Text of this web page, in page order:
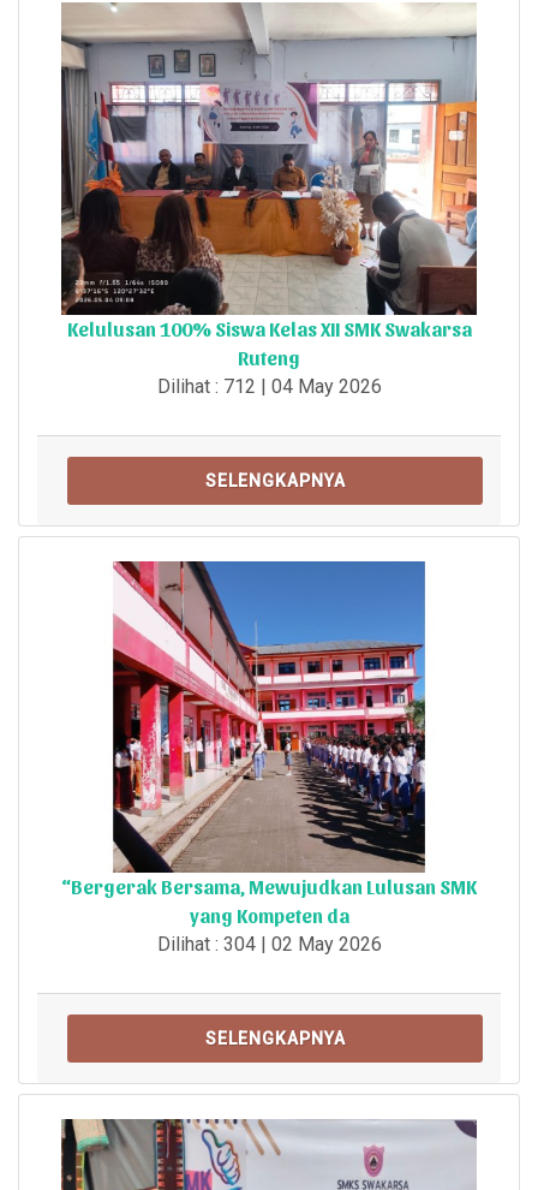
Kelulusan 100% Siswa Kelas XII SMK Swakarsa
Ruteng
Dilihat : 712 | 04 May 2026
SELENGKAPNYA
“Bergerak Bersama, Mewujudkan Lulusan SMK
yang Kompeten da
Dilihat : 304 | 02 May 2026
SELENGKAPNYA